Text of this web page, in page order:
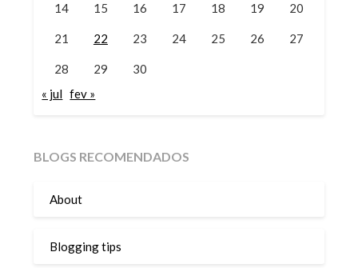
14 15 16 17 18 19 20
21 22 23 24 25 26 27
28 29
30
« jul fev »
BLOGS RECOMENDADOS
About
Blogging tips